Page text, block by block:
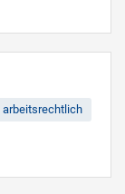
arbeitsrechtlich